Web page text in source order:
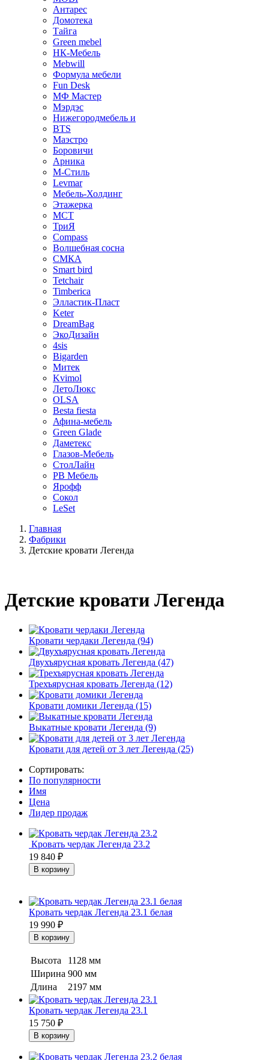
Антарес
Домотека
Тайга
Green mebel
НК-Мебель
Mebwill
Формула мебели
Fun Desk
МФ Мастер
Мэрдэс
Нижегородмебель и
BTS
Маэстро
Боровичи
Арника
М-Стиль
Levmar
Мебель-Холдинг
Этажерка
МСТ
ТриЯ
Compass
Волшебная сосна
СМКА
Smart bird
Tetchair
Timberica
Элластик-Пласт
Keter
DreamBag
ЭкоДизайн
4sis
Bigarden
Митек
Kvimol
ЛетоЛюкс
OLSA
Besta fiesta
Афина-мебель
Green Glade
Даметекс
Глазов-Мебель
СтолЛайн
РВ Мебель
Ярофф
Сокол
LeSet
Главная
Фабрики
Детские кровати Легенда
Детские кровати Легенда
Кровати чердаки Легенда (94)
Двухъярусная кровать Легенда (47)
Трехъярусная кровать Легенда (12)
Кровати домики Легенда (15)
Выкатные кровати Легенда (9)
Кровати для детей от 3 лет Легенда (25)
Сортировать:
По популярности
Имя
Цена
Лидер продаж
Кровать чердак Легенда 23.2
19 840 ₽
Кровать чердак Легенда 23.1 белая
19 990 ₽
Высота
1128 мм
Ширина 900 мм
Длина
2197 мм
Кровать чердак Легенда 23.1
15 750 ₽